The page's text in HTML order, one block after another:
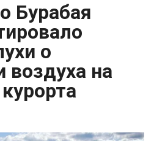
Бурабая
о
воздуха на